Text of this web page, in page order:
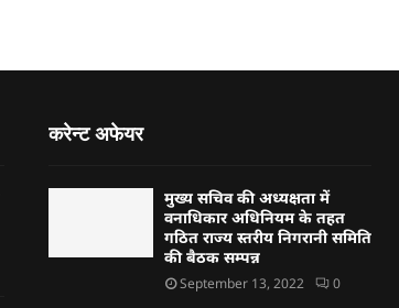
करेन्ट अफेयर
मुख्य सचिव की अध्यक्षता में
वनाधिकार अधिनियम के तहत
गठित राज्य स्तरीय निगरानी समिति
की बैठक सम्पन्न
September 13, 2022 0